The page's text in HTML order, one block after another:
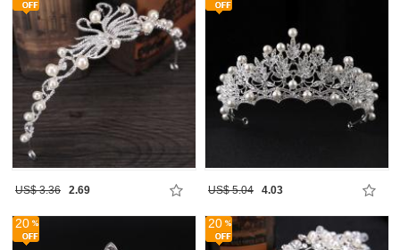
US$ 3.36 2.69 US$ 5.04 4.03
20 20